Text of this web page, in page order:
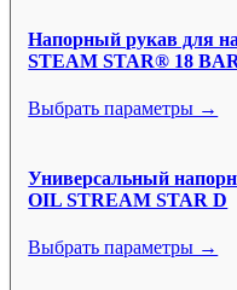
Напорный рукав для
STEAM STAR® 18
Выбрать параметры →
Универсальный
OIL STREAM STAR D
Выбрать параметры →